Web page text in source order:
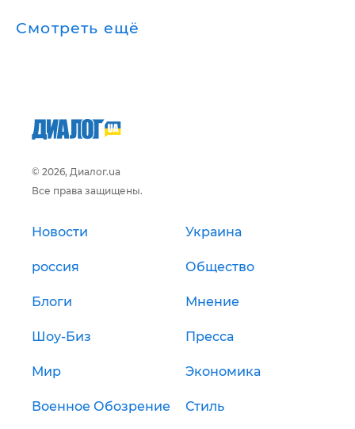
Смотреть ещё
© 2026, Диалог.ua
Все права защищены.
Новости Украина
россия Общество
Блоги Мнение
Шоу-Биз Пресса
Мир Экономика
Военное Обозрение Стиль